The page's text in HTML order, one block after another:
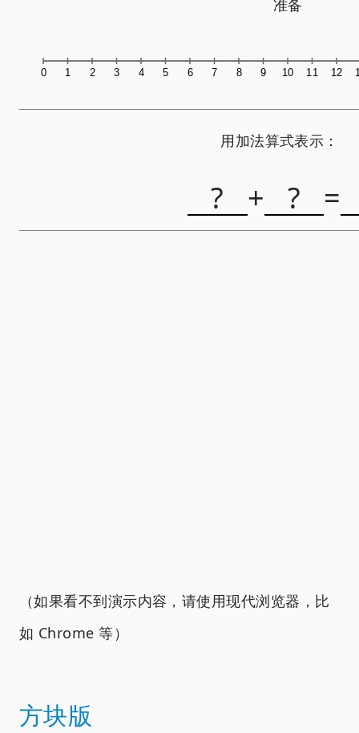
准备
0 1 2 3 4 5 6 7 8 9 10 11 12
用加法算式表示：
? + ? =
（如果看不到演示内容，请使用现代浏览器，比
如 Chrome 等）
方块版